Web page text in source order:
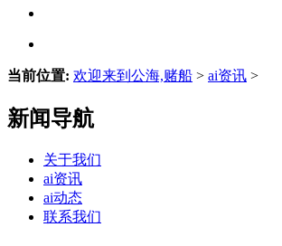
当前位置: 欢迎来到公海,赌船 > ai资讯 >
新闻导航
关于我们
ai资讯
ai动态
联系我们